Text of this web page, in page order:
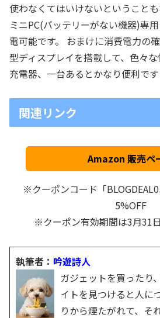
使わなくてはいけないということ
ミニPC(バッテリーがない機器)専
電可能です。 おまけに消費電力の
型ディスプレイを搭載して、色々
充電器、一台あるとかなり便利です
関連リンク
Amazon 販売ペ
※クーポンコード「
5%OFF
※クーポン有効期間は3月31
執筆者： 吟遊詩人
ガジェットを買ったり
イトを見つけると人に
りから煙たがれて、そ